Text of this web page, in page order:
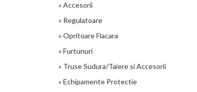
» Accesorii
» Regulatoare
» Opritoare Flacara
» Furtunuri
» Truse Sudura/Taiere si Accesorii
» Echipamente Protectie